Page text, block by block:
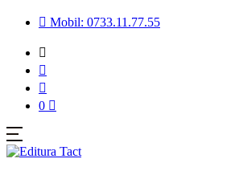
Mobil: 0733.11.77.55
0